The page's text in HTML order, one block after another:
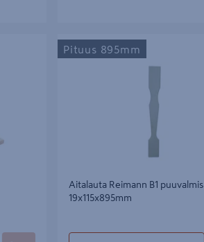
Aitalauta Reimann B1 puuvalmis
19x115x895mm
Aitalauta Reimann B1 puuvalmis
19x115x895mm
Pituus 895mm